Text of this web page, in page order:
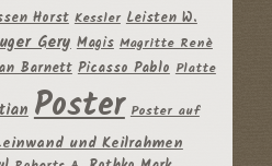
Horst Kessler Leisten W.
Gery Magis Magritte Renè
Barnett Picasso Pablo Platte
Poster Poster auf
und Keilrahmen